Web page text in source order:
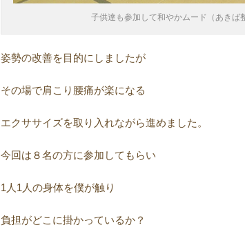
子供達も参加して和やかムード（あきば
姿勢の改善を目的にしましたが
その場で肩こり腰痛が楽になる
エクササイズを取り入れながら進めました。
今回は８名の方に参加してもらい
1人1人の身体を僕が触り
負担がどこに掛かっているか？